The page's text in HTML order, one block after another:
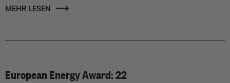
MEHR LESEN
European Energy Award: 22